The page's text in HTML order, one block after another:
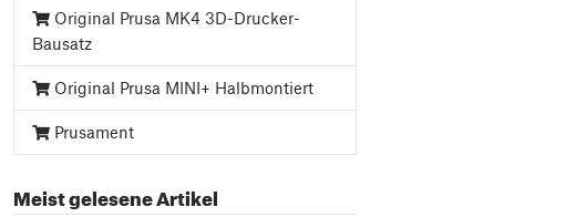
Original Prusa MK4 3D-Drucker-
Bausatz
Original Prusa MINI+ Halbmontiert
Prusament
Meist gelesene Artikel